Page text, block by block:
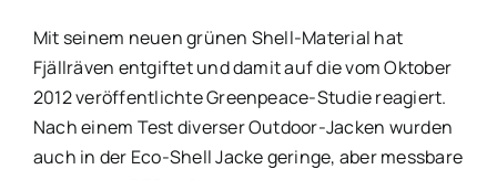
Mit seinem neuen grünen Shell-Material hat
Fjällräven entgiftet und damit auf die vom Oktober
2012 veröffentlichte Greenpeace-Studie reagiert.
Nach einem Test diverser Outdoor-Jacken wurden
auch in der Eco-Shell Jacke geringe, aber messbare